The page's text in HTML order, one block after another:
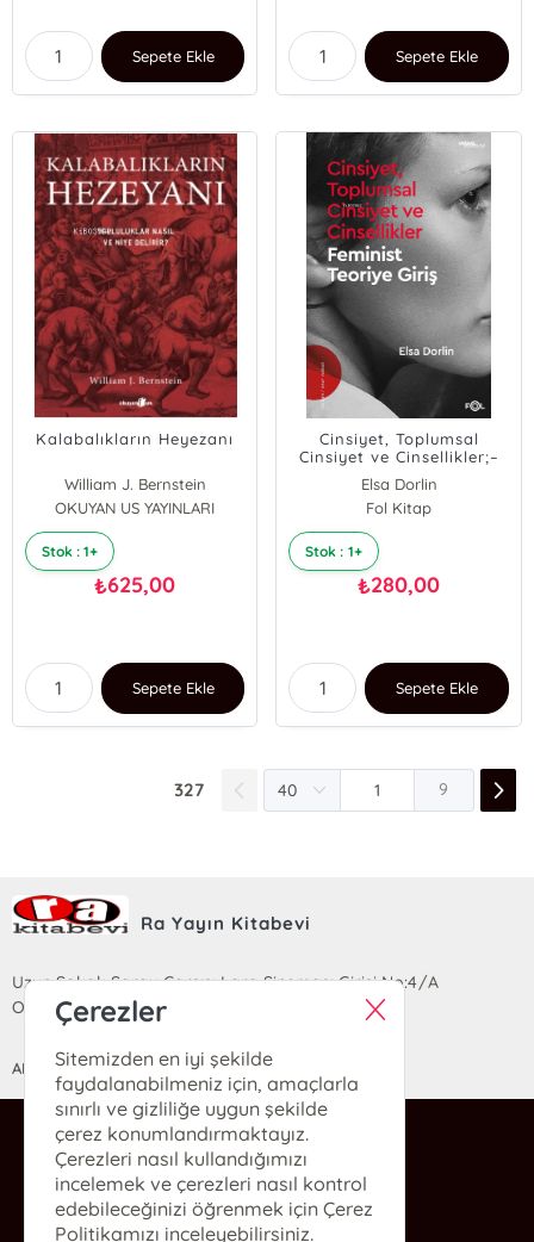
Sepete Ekle Sepete Ekle
Kalabalıkların Heyezanı
William J. Bernstein
OKUYAN US YAYINLARI
Stok : 1+
₺625,00
Sepete Ekle
Cinsiyet, Toplumsal
Cinsiyet ve Cinsellikler;–
Feminist Teoriye Giriş–
Elsa Dorlin
Fol Kitap
Stok : 1+
₺280,00
Sepete Ekle
327 9
Ra Yayın Kitabevi
Uzun Sokak Saray Çarşısı Lara Sineması Girişi No:4/A
Ortahisar/TRABZON
ANASAYFA YARDIM İLETİŞİM
ra@rakitap.com
0(462) 326 49 71
Çerezler
Sitemizden en iyi şekilde
faydalanabilmeniz için, amaçlarla
sınırlı ve gizliliğe uygun şekilde
çerez konumlandırmaktayız.
Çerezleri nasıl kullandığımızı
incelemek ve çerezleri nasıl kontrol
edebileceğinizi öğrenmek için Çerez
Politikamızı inceleyebilirsiniz.